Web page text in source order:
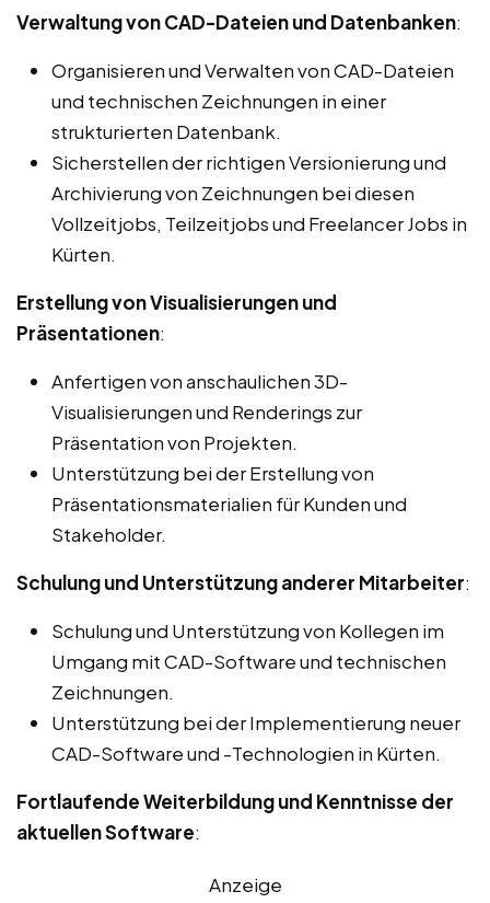
Verwaltung von CAD-Dateien und Datenbanken:
Organisieren und Verwalten von CAD-Dateien
und technischen Zeichnungen in einer
strukturierten Datenbank.
Sicherstellen der richtigen Versionierung und
Archivierung von Zeichnungen bei diesen
Vollzeitjobs, Teilzeitjobs und Freelancer Jobs in
Kürten.
Erstellung von Visualisierungen und
Präsentationen:
Anfertigen von anschaulichen 3D-
Visualisierungen und Renderings zur
Präsentation von Projekten.
Unterstützung bei der Erstellung von
Präsentationsmaterialien für Kunden und
Stakeholder.
Schulung und Unterstützung anderer Mitarbeiter:
Schulung und Unterstützung von Kollegen im
Umgang mit CAD-Software und technischen
Zeichnungen.
Unterstützung bei der Implementierung neuer
CAD-Software und -Technologien in Kürten.
Fortlaufende Weiterbildung und Kenntnisse der
aktuellen Software:
Anzeige